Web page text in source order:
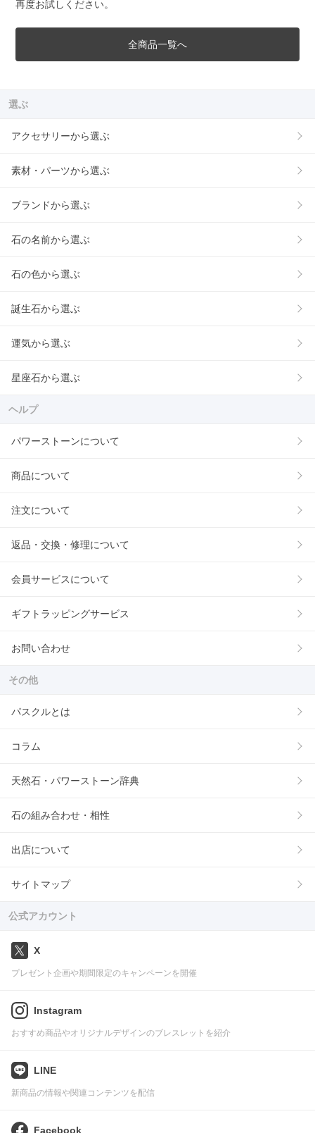
再度お試しください。
全商品一覧へ
選ぶ
アクセサリーから選ぶ
素材・パーツから選ぶ
ブランドから選ぶ
石の名前から選ぶ
石の色から選ぶ
誕生石から選ぶ
運気から選ぶ
星座石から選ぶ
ヘルプ
パワーストーンについて
商品について
注文について
返品・交換・修理について
会員サービスについて
ギフトラッピングサービス
お問い合わせ
その他
パスクルとは
コラム
天然石・パワーストーン辞典
石の組み合わせ・相性
出店について
サイトマップ
公式アカウント
X
プレゼント企画や期間限定のキャンペーンを開催
Instagram
おすすめ商品やオリジナルデザインのブレスレットを紹介
LINE
新商品の情報や関連コンテンツを配信
Facebook